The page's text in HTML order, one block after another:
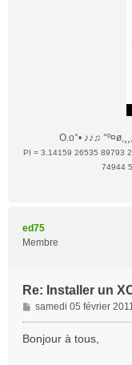
O.o°• ♪♪♫
PI = 3.14159 26535 89793
74944
ed75
Membre
Re: Installer un
M
e
s
samedi 05 février
Bonjour à tous,